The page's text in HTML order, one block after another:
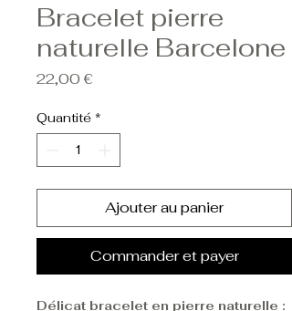
Bracelet pierre
naturelle Barcelone
22,00 €Prix
Quantité *
Ajouter au panier
Commander et payer
Délicat bracelet en pierre naturelle :